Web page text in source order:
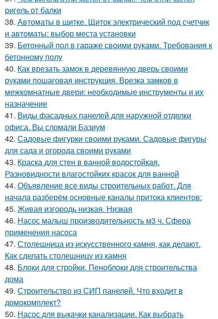
ригель от балки
38. Автоматы в щитке. Щиток электрический под счетчик
и автоматы: выбор места установки
39. Бетонный пол в гараже своими руками. Требования к
бетонному полу
40. Как врезать замок в деревянную дверь своими
руками пошаговая инструкция. Врезка замков в
межкомнатные двери: необходимые инструменты и их
назначение
41. Виды фасадных панелей для наружной отделки
офиса. Вы сломали Базиум
42. Садовые фигурки своими руками. Садовые фигуры
для сада и огорода своими руками
43. Краска для стен в ванной водостойкая.
Разновидности влагостойких красок для ванной
44. Объявление все виды строительных работ. Для
начала разберём основные каналы притока клиентов:
45. Живая изгородь низкая. Низкая
46. Насос малыш производительность м3 ч. Сфера
применения насоса
47. Столешница из искусственного камня, как делают.
Как сделать столешницу из камня
48. Блоки для стройки. Пеноблоки для строительства
дома
49. Строительство из СИП панелей. Что входит в
домокомплект?
50. Насос для выкачки канализации. Как выбрать